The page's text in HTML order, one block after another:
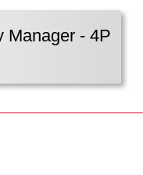
Manager - 4P